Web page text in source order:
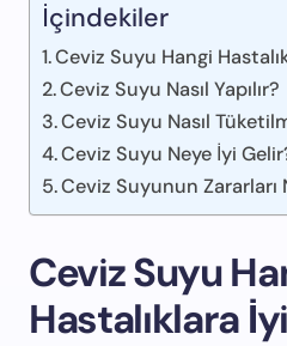
İçindekiler
Ceviz Suyu Hangi
Ceviz Suyu Nasıl Yapılır?
Ceviz Suyu Nasıl
Ceviz Suyu Neye İyi
Ceviz Suyunun Zararları
Ceviz Suyu
Hastalıklara